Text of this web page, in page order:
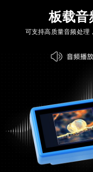
板载音
可支持高质量音频处理